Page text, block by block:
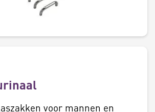
voor mannen en